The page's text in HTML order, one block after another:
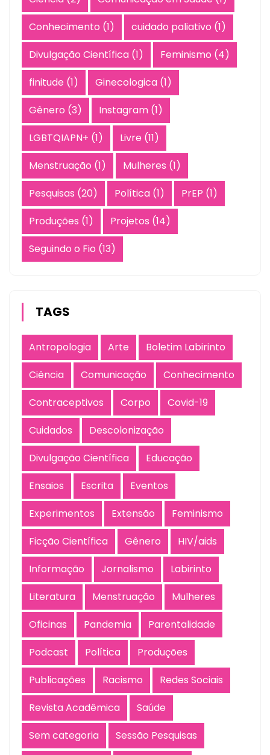
Conhecimento (1) cuidado paliativo (1)
Divulgação Científica (1) Feminismo (4)
finitude (1) Ginecologica (1)
Gênero (3) Instagram (1)
LGBTQIAPN+ (1) Livre (11)
Menstruação (1) Mulheres (1)
Pesquisas (20) Política (1) PrEP (1)
Produções (1) Projetos (14)
Seguindo o Fio (13)
TAGS
Antropologia Arte
Boletim Labirinto
Ciência
Comunicação
Conhecimento
Contraceptivos
Corpo
Covid-19
Cuidados
Descolonização
Divulgação Científica
Educação
Ensaios
Escrita
Eventos
Experimentos
Extensão
Feminismo
Ficção Científica
Gênero
HIV/aids
Informação
Jornalismo
Labirinto
Literatura
Menstruação
Mulheres
Oficinas
Pandemia
Parentalidade
Podcast
Política
Produções
Publicações
Racismo
Redes Sociais
Revista Acadêmica
Saúde
Sem categoria
Sessão Pesquisas